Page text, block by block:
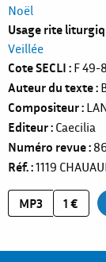
Noël
Usage rite
Veillée
Cote SECLI F 49-
Auteur du texte
Compositeur
Editeur Caecilia
Numéro revue
Réf. 1119
MP3 1 €